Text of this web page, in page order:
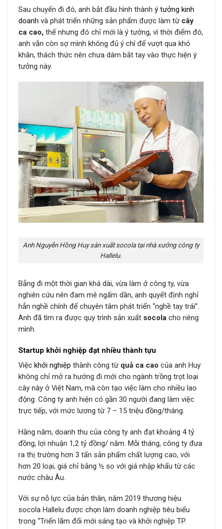
Sau chuyến đi đó, anh bắt đầu hình thànhý tưởng kinh
doanh và phát triển những sản phẩm được làm từ cây
ca cao, thế nhưng đó chỉ mới là ý tưởng, vì thời điểm đó,
anh vẫn còn sợ mình không đủ ý chí để vượt qua khó
khăn, thách thức nên chưa dám bắt tay vào thực hiện ý
tưởng này.
Anh Nguyễn Hồng Huy sản xuất socola tại nhà xưởng công ty
Hallelu.
Bẵng đi một thời gian khá dài, vừa làm ở công ty, vừa
nghiên cứu nên đam mê ngấm dần, anh quyết định nghỉ
hẳn nghề chính để chuyên tâm phát triển “nghề tay trái”.
Anh đã tìm ra được quy trình sản xuất socola cho riêng
mình.
Startup khởi nghiệp đạt nhiều thành tựu
Việckhởi nghiệp thành công từquả ca cao của anh Huy
không chỉ mở ra hướng đi mới cho ngành trồng trọt loại
cây này ở Việt Nam, mà còn tạo việc làm cho nhiều lao
động. Công ty anh hiện có gần 30 người đang làm việc
trực tiếp, với mức lương từ 7 – 15 triệu đồng/tháng.
Hằng năm, doanh thu của công ty anh đạt khoảng 4 tỷ
đồng, lợi nhuận 1,2 tỷ đồng/ năm. Mỗi tháng, công ty đưa
ra thị trường hơn 3 tấn sản phẩm chất lượng cao, với
hơn 20 loại, giá chỉ bằng ½ so với giá nhập khẩu từ các
nước châu Âu.
Với sự nỗ lực của bản thân, năm 2019 thương hiệu
socola Hallelu được chọn làm doanh nghiệp tiêu biểu
trong “Triển lãm đổi mới sáng tạo và khởi nghiệp TP.